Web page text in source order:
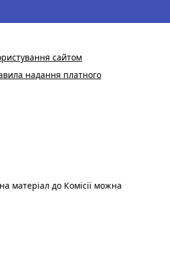
сайтом
надання платного
матеріал до Комісії можна